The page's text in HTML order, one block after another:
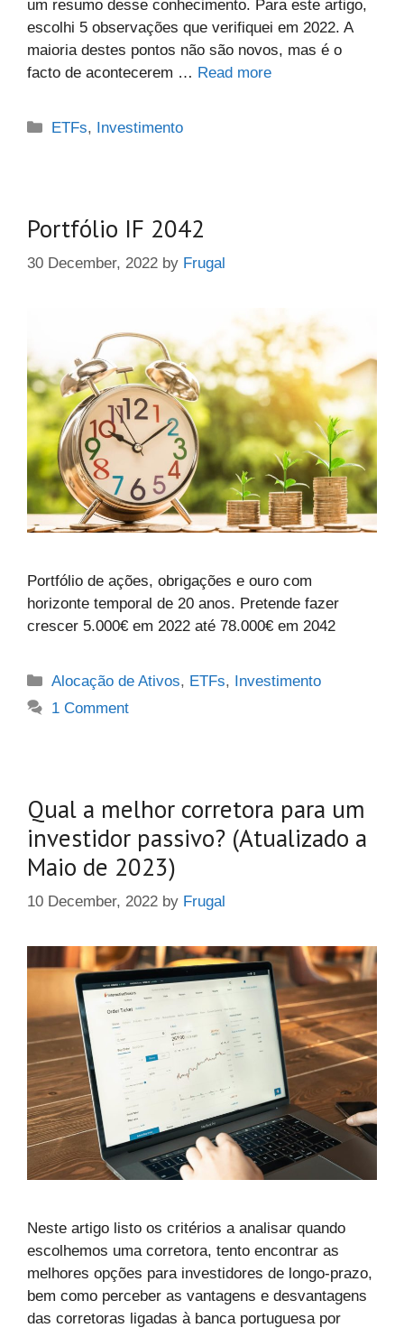
um resumo desse conhecimento. Para este artigo,
escolhi 5 observações que verifiquei em 2022. A
maioria destes pontos não são novos, mas é o
facto de acontecerem … Read more
Categories
ETFs, Investimento
Portfólio IF 2042
30 December, 2022 by Frugal
Portfólio de ações, obrigações e ouro com
horizonte temporal de 20 anos. Pretende fazer
crescer 5.000€ em 2022 até 78.000€ em 2042
Categories
Alocação de Ativos, ETFs, Investimento
1 Comment
Qual a melhor corretora para um
investidor passivo? (Atualizado a
Maio de 2023)
10 December, 2022 by Frugal
Neste artigo listo os critérios a analisar quando
escolhemos uma corretora, tento encontrar as
melhores opções para investidores de longo-prazo,
bem como perceber as vantagens e desvantagens
das corretoras ligadas à banca portuguesa por